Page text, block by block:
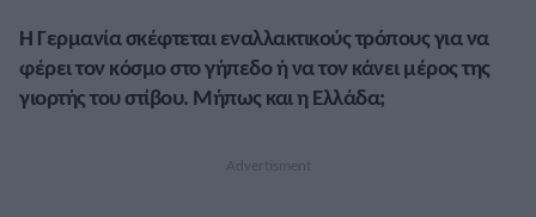
Η Γερμανία σκέφτεται εναλλακτικούς τρόπους για να
φέρει τον κόσμο στο γήπεδο ή να τον κάνει μέρος της
γιορτής του στίβου. Μήπως και η Ελλάδα;